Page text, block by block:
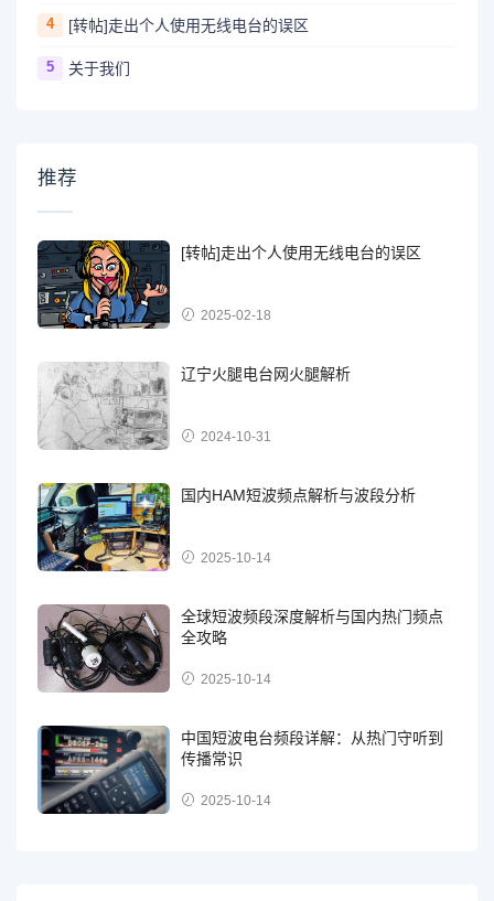
4 [转帖]走出个人使用无线电台的误区
5 关于我们
推荐
[转帖]走出个人使用无线电台的误区
2025-02-18
辽宁火腿电台网火腿解析
2024-10-31
国内HAM短波频点解析与波段分析
2025-10-14
全球短波频段深度解析与国内热门频点
全攻略
2025-10-14
中国短波电台频段详解：从热门守听到
传播常识
2025-10-14